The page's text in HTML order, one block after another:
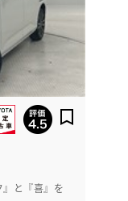
と『喜』を